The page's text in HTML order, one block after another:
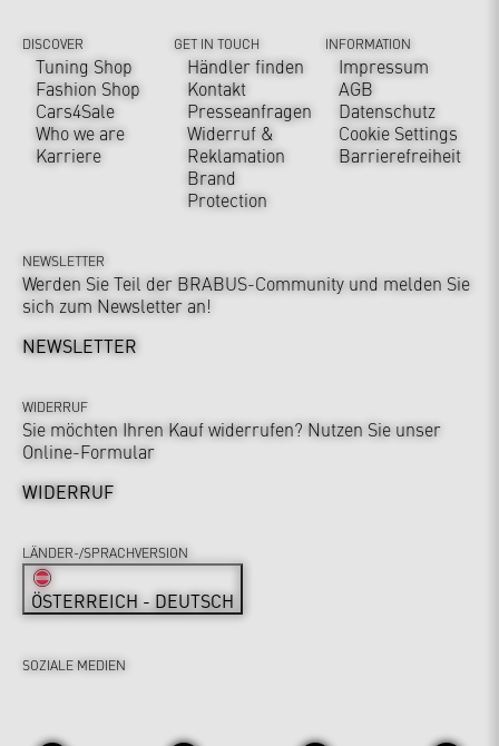
DISCOVER
Tuning Shop
Fashion Shop
Cars4Sale
Who we are
Karriere
GET IN TOUCH
Händler finden
Kontakt
Presseanfragen
Widerruf &
Reklamation
Brand
Protection
INFORMATION
Impressum
AGB
Datenschutz
Cookie Settings
Barrierefreiheit
NEWSLETTER
Werden Sie Teil der BRABUS-Community und melden Sie
sich zum Newsletter an!
NEWSLETTER
WIDERRUF
Sie möchten Ihren Kauf widerrufen? Nutzen Sie unser
Online-Formular
WIDERRUF
SOZIALE MEDIEN
LÄNDER-/SPRACHVERSION
ÖSTERREICH - DEUTSCH